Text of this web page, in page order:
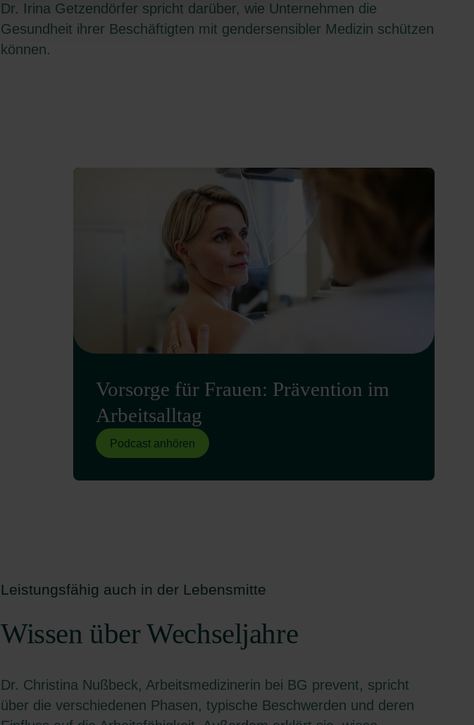
Dr. Irina Getzendörfer spricht darüber, wie Unternehmen die
Gesundheit ihrer Beschäftigten mit gendersensibler Medizin schützen
können.
Vorsorge für Frauen: Prävention im
Arbeitsalltag
Podcast anhören
Leistungsfähig auch in der Lebensmitte
Wissen über Wechseljahre
Dr. Christina Nußbeck, Arbeitsmedizinerin bei BG prevent, spricht
über die verschiedenen Phasen, typische Beschwerden und deren